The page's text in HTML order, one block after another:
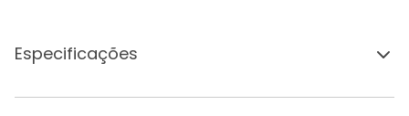
Especificações